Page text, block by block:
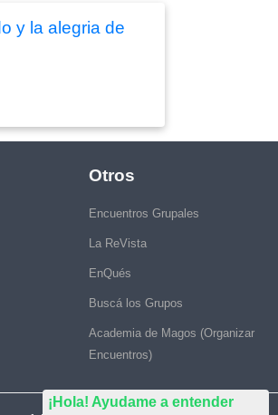
¡Hola! Ayudame a entender
y la alegria de
Otros
Encuentros Grupales
La ReVista
EnQués
Buscá los Grupos
Academia de Magos (Organizar
Encuentros)